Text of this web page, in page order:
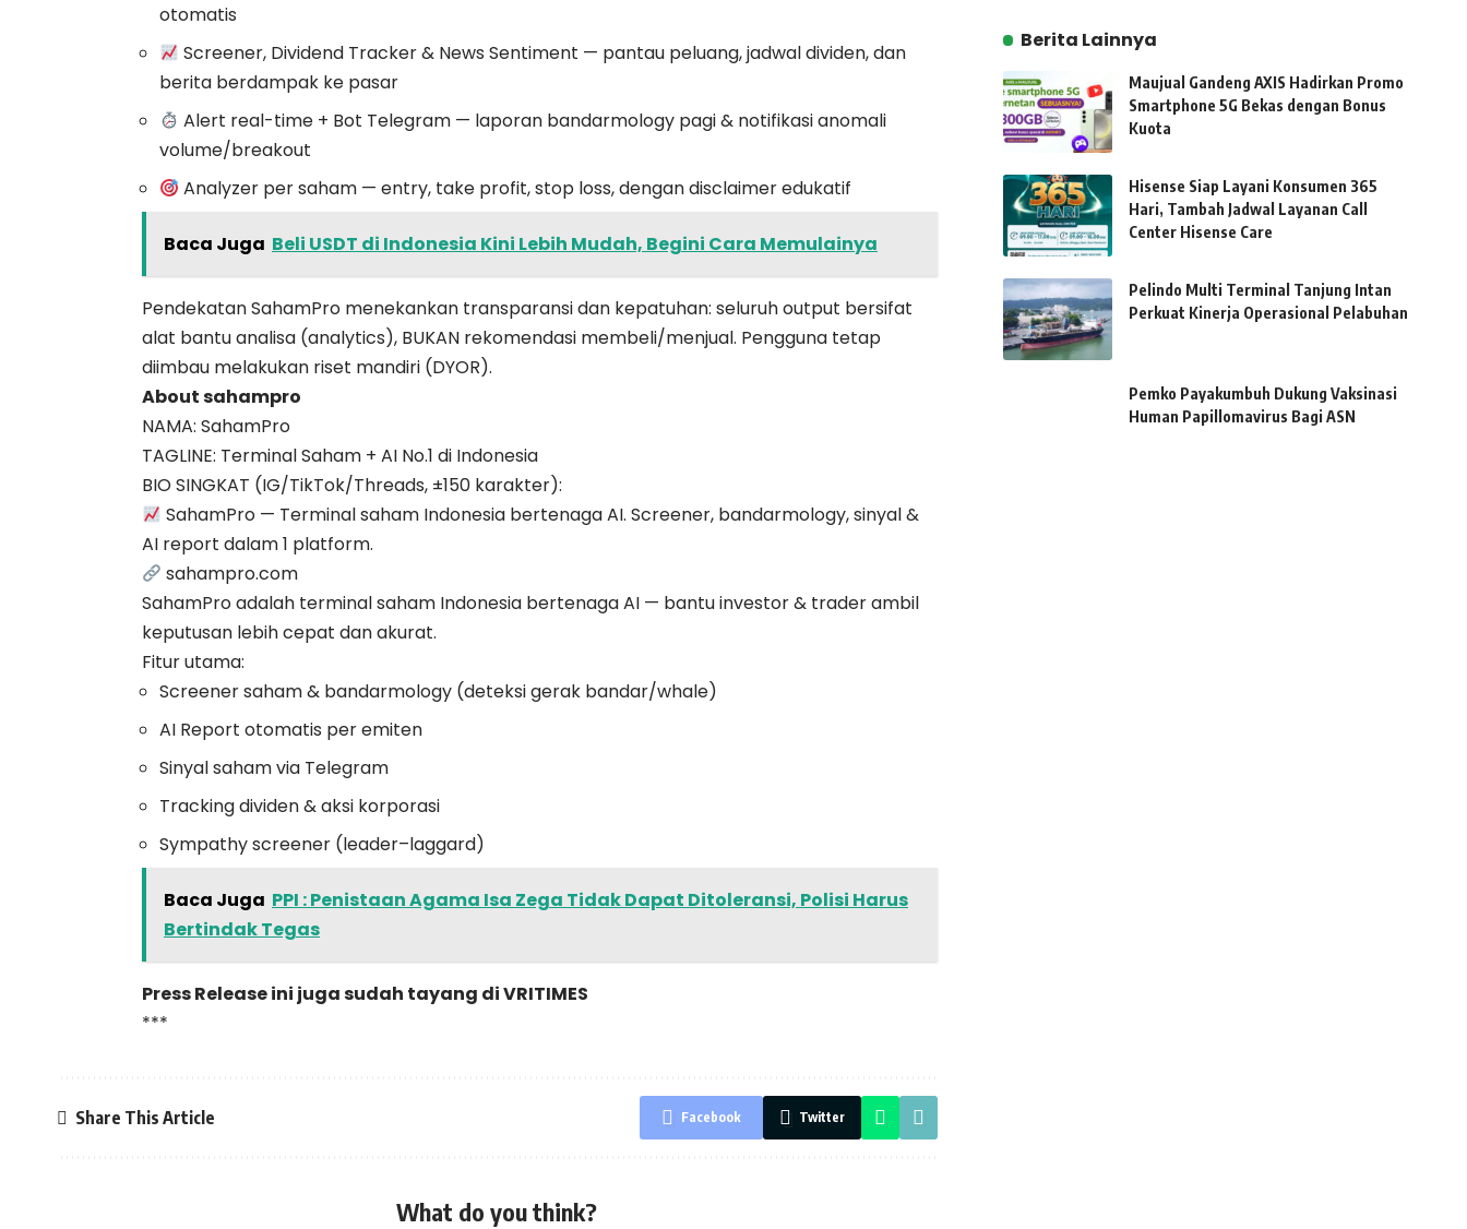
otomatis
Screener, Dividend Tracker & News Sentiment — pantau peluang, jadwal dividen, dan
berita berdampak ke pasar
Alert real-time + Bot Telegram — laporan bandarmology pagi & notifikasi anomali
volume/breakout
Analyzer per saham — entry, take profit, stop loss, dengan disclaimer edukatif
Baca Juga Beli USDT di Indonesia Kini Lebih Mudah, Begini Cara Memulainya
Pendekatan SahamPro menekankan transparansi dan kepatuhan: seluruh output bersifat
alat bantu analisa (analytics), BUKAN rekomendasi membeli/menjual. Pengguna tetap
diimbau melakukan riset mandiri (DYOR).
About sahampro
NAMA: SahamPro
TAGLINE: Terminal Saham + AI No.1 di Indonesia
BIO SINGKAT (IG/TikTok/Threads, ±150 karakter):
SahamPro — Terminal saham Indonesia bertenaga AI. Screener, bandarmology, sinyal &
AI report dalam 1 platform.
sahampro.com
SahamPro adalah terminal saham Indonesia bertenaga AI — bantu investor & trader ambil
keputusan lebih cepat dan akurat.
Fitur utama:
Screener saham & bandarmology (deteksi gerak bandar/whale)
AI Report otomatis per emiten
Sinyal saham via Telegram
Tracking dividen & aksi korporasi
Sympathy screener (leader–laggard)
Baca Juga PPI : Penistaan Agama Isa Zega Tidak Dapat Ditoleransi, Polisi Harus
Bertindak Tegas
Press Release ini juga sudah tayang diVRITIMES
***
Share This Article Facebook Twitter
What do you think?
Berita Lainnya
Maujual Gandeng AXIS Hadirkan Promo
Smartphone 5G Bekas dengan Bonus
Kuota
Hisense Siap Layani Konsumen 365
Hari, Tambah Jadwal Layanan Call
Center Hisense Care
Pelindo Multi Terminal Tanjung Intan
Perkuat Kinerja Operasional Pelabuhan
Pemko Payakumbuh Dukung Vaksinasi
Human Papillomavirus Bagi ASN